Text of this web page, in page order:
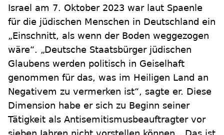
Israel am 7. Oktober 2023 war laut Spaenle
für die jüdischen Menschen in Deutschland ein
„Einschnitt, als wenn der Boden weggezogen
wäre“. „Deutsche Staatsbürger jüdischen
Glaubens werden politisch in Geiselhaft
genommen für das, was im Heiligen Land an
Negativem zu vermerken ist“, sagte er. Diese
Dimension habe er sich zu Beginn seiner
Tätigkeit als Antisemitismusbeauftragter vor